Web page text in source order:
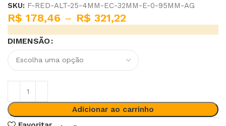
SKU: F-RED-ALT-25-4MM-EC-32MM-E-0-95MM-AG
R$ 178,46 – R$ 321,22
DIMENSÃO
Adicionar ao carrinho